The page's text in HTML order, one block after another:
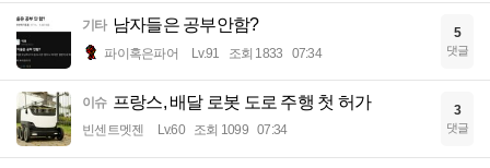
기타 남자들은 공부안함?
파이혹은파어 Lv.91 조회 1833 07:34
5
댓글
이슈 프랑스, 배달 로봇 도로 주행 첫 허가
빈센트멧젠 Lv.60 조회 1099 07:34
3
댓글